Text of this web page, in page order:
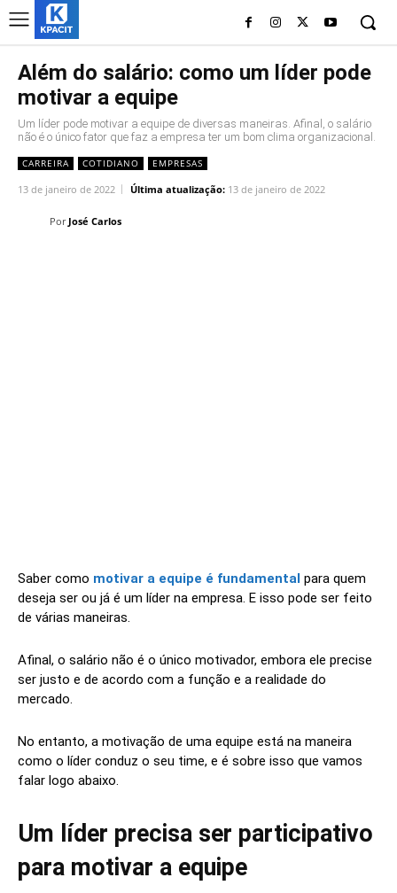
Além do salário: como um líder pode
motivar a equipe
Um líder pode motivar a equipe de diversas maneiras. Afinal, o salário
não é o único fator que faz a empresa ter um bom clima organizacional.
CARREIRA COTIDIANO EMPRESAS
13 de janeiro de 2022 Última atualização: 13 de janeiro de 2022
Por José Carlos
Saber como motivar a equipe é fundamental para quem
deseja ser ou já é um líder na empresa. E isso pode ser feito
de várias maneiras.
Afinal, o salário não é o único motivador, embora ele precise
ser justo e de acordo com a função e a realidade do
mercado.
No entanto, a motivação de uma equipe está na maneira
como o líder conduz o seu time, e é sobre isso que vamos
falar logo abaixo.
Um líder precisa ser participativo
para motivar a equipe